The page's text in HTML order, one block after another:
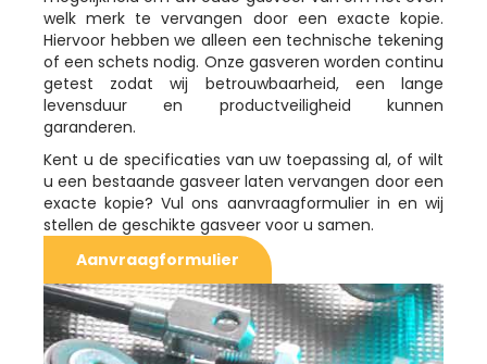
welk merk te vervangen door een exacte kopie.
Hiervoor hebben we alleen een technische tekening
of een schets nodig. Onze gasveren worden continu
getest zodat wij betrouwbaarheid, een lange
levensduur en productveiligheid kunnen
garanderen.
Kent u de specificaties van uw toepassing al, of wilt
u een bestaande gasveer laten vervangen door een
exacte kopie? Vul ons aanvraagformulier in en wij
stellen de geschikte gasveer voor u samen.
Aanvraagformulier